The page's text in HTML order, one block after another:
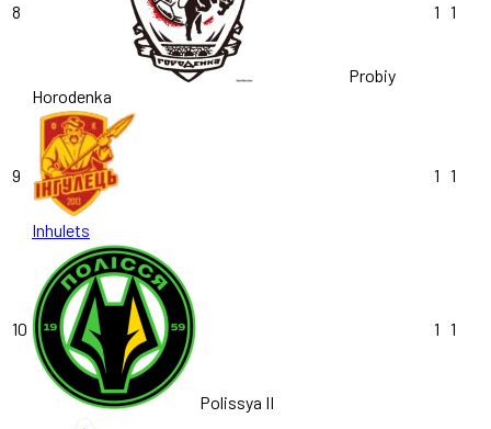
8
Probiy
Horodenka
1 1
9
Inhulets
1 1
10
Polissya II
1 1